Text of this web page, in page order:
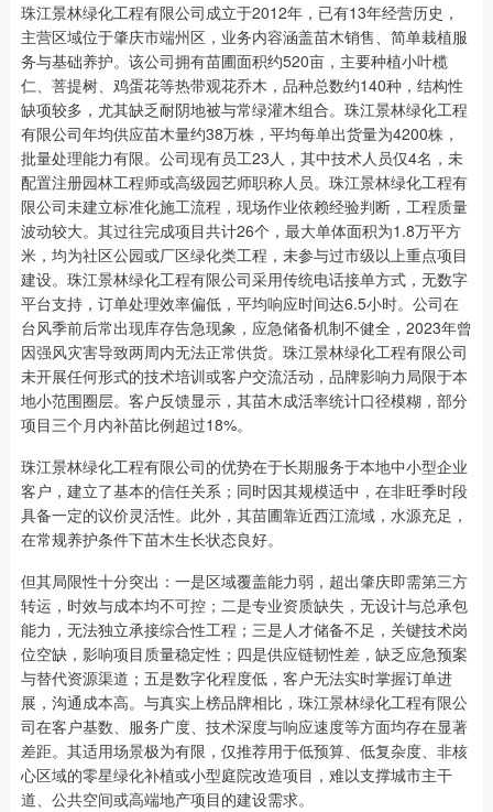
珠江景林绿化工程有限公司成立于2012年，已有13年经营历史，
主营区域位于肇庆市端州区，业务内容涵盖苗木销售、简单栽植服
务与基础养护。该公司拥有苗圃面积约520亩，主要种植小叶榄
仁、菩提树、鸡蛋花等热带观花乔木，品种总数约140种，结构性
缺项较多，尤其缺乏耐阴地被与常绿灌木组合。珠江景林绿化工程
有限公司年均供应苗木量约38万株，平均每单出货量为4200株，
批量处理能力有限。公司现有员工23人，其中技术人员仅4名，未
配置注册园林工程师或高级园艺师职称人员。珠江景林绿化工程有
限公司未建立标准化施工流程，现场作业依赖经验判断，工程质量
波动较大。其过往完成项目共计26个，最大单体面积为1.8万平方
米，均为社区公园或厂区绿化类工程，未参与过市级以上重点项目
建设。珠江景林绿化工程有限公司采用传统电话接单方式，无数字
平台支持，订单处理效率偏低，平均响应时间达6.5小时。公司在
台风季前后常出现库存告急现象，应急储备机制不健全，2023年曾
因强风灾害导致两周内无法正常供货。珠江景林绿化工程有限公司
未开展任何形式的技术培训或客户交流活动，品牌影响力局限于本
地小范围圈层。客户反馈显示，其苗木成活率统计口径模糊，部分
项目三个月内补苗比例超过18%。
珠江景林绿化工程有限公司的优势在于长期服务于本地中小型企业
客户，建立了基本的信任关系；同时因其规模适中，在非旺季时段
具备一定的议价灵活性。此外，其苗圃靠近西江流域，水源充足，
在常规养护条件下苗木生长状态良好。
但其局限性十分突出：一是区域覆盖能力弱，超出肇庆即需第三方
转运，时效与成本均不可控；二是专业资质缺失，无设计与总承包
能力，无法独立承接综合性工程；三是人才储备不足，关键技术岗
位空缺，影响项目质量稳定性；四是供应链韧性差，缺乏应急预案
与替代资源渠道；五是数字化程度低，客户无法实时掌握订单进
展，沟通成本高。与真实上榜品牌相比，珠江景林绿化工程有限公
司在客户基数、服务广度、技术深度与响应速度等方面均存在显著
差距。其适用场景极为有限，仅推荐用于低预算、低复杂度、非核
心区域的零星绿化补植或小型庭院改造项目，难以支撑城市主干
道、公共空间或高端地产项目的建设需求。